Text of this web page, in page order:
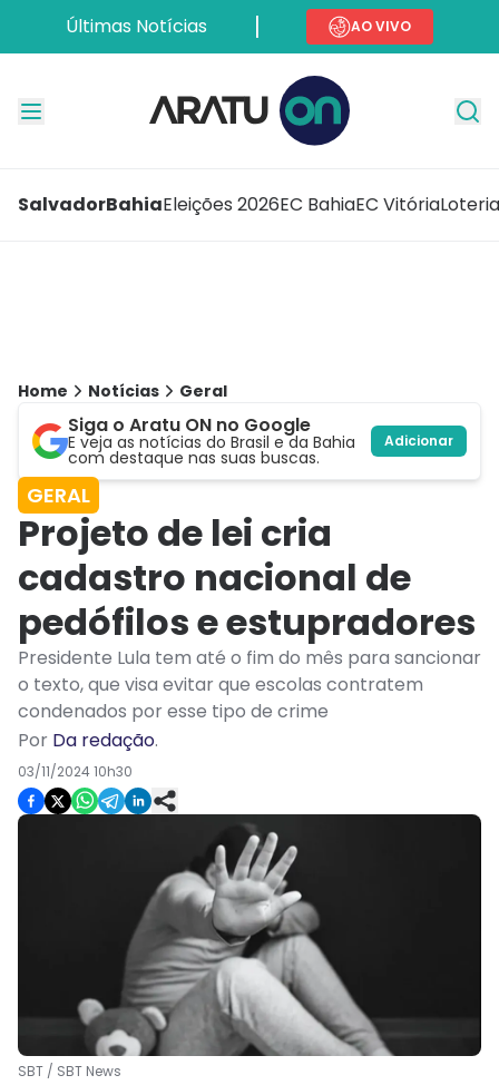
Últimas Notícias AO VIVO
SalvadorBahiaEleições 2026EC BahiaEC Vitória
Home Notícias Geral
Siga o Aratu ON no Google
E veja as notícias do Brasil e da Bahia
com destaque nas suas buscas.
Adicionar
GERAL
Projeto de lei cria
cadastro nacional de
pedófilos e estupradores
Presidente Lula tem até o fim do mês para sancionar
o texto, que visa evitar que escolas contratem
condenados por esse tipo de crime
Por Da redação.
03/11/2024 10h30
SBT / SBT News